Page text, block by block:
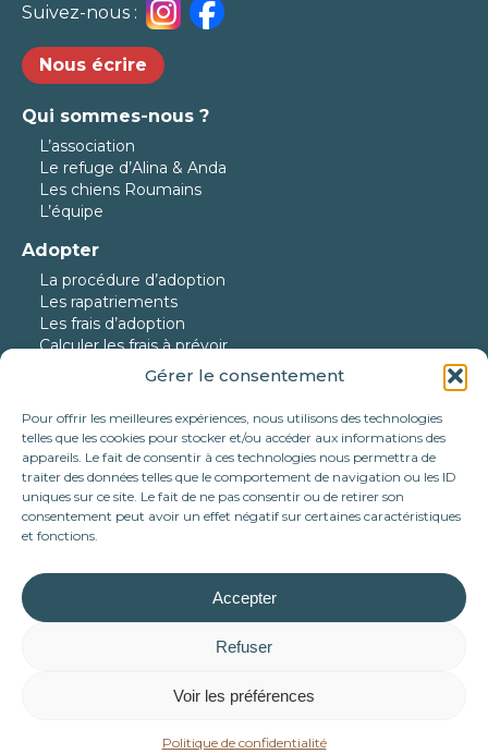
Gérer le consentement
Pour offrir les meilleures expériences, nous utilisons des technologies
telles que les cookies pour stocker et/ou accéder aux informations des
appareils. Le fait de consentir à ces technologies nous permettra de
traiter des données telles que le comportement de navigation ou les ID
uniques sur ce site. Le fait de ne pas consentir ou de retirer son
consentement peut avoir un effet négatif sur certaines caractéristiques
et fonctions.
Accepter
Refuser
Voir les préférences
Politique de confidentialité
Suivez-nous :
Nous écrire
Qui sommes-nous ?
L’association
Le refuge d’Alina & Anda
Les chiens Roumains
L’équipe
Adopter
La procédure d’adoption
Les rapatriements
Les frais d’adoption
Calculer les frais à prévoir
Nos protégés
Nos chiens à l’adoption
Nos chats à l’adoption
Nos chiens en urgence
Nos adoptés
Nous aider
Parrainer
Devenir famille d’accueil
Mentions légales